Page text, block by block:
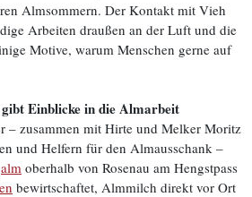
Almsommern. Der Kontakt mit Vieh
Arbeiten draußen an der Luft und die
Motive, warum Menschen gerne auf
Einblicke in die Almarbeit
– zusammen mit Hirte und Melker Moritz
und Helfern für den Almausschank –
oberhalb von Rosenau am Hengstpass
bewirtschaftet, Almmilch direkt vor Ort